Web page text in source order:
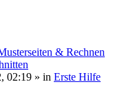
& Rechnen
02:19 » in Erste Hilfe